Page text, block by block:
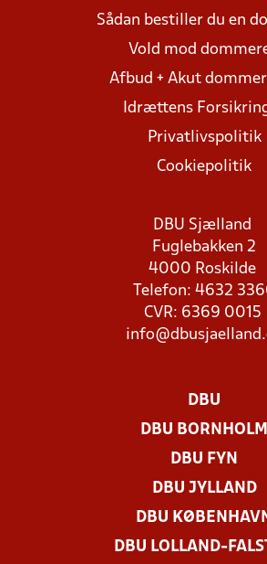
Sådan bestiller du en
Vold mod
Afbud + Akut
Idrættens
Privatlivspolitik
Cookiepolitik
DBU Sjælland
Fuglebakken 2
4000 Roskilde
Telefon: 4632
CVR: 6369 0015
DBU
DBU BORNHOLM
DBU FYN
DBU JYLLAND
DBU
DBU LOLLAND-